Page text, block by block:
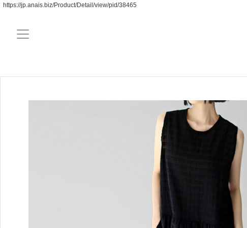
https://jp.anais.biz/Product/Detail/view/pid/38465